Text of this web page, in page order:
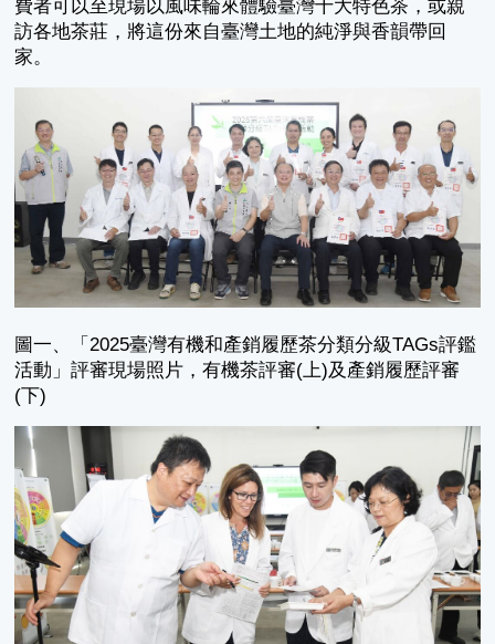
費者可以至現場以風味輪來體驗臺灣十大特色茶，或親
訪各地茶莊，將這份來自臺灣土地的純淨與香韻帶回
家。
圖一、「2025臺灣有機和產銷履歷茶分類分級TAGs評鑑
活動」評審現場照片，有機茶評審(上)及產銷履歷評審
(下)